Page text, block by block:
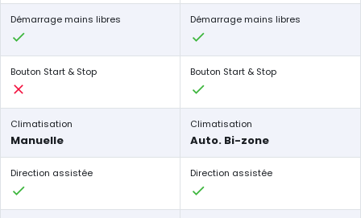
Démarrage mains libres Démarrage mains libres
Bouton Start & Stop Bouton Start & Stop
Climatisation
Manuelle
Climatisation
Auto. Bi-zone
Direction assistée Direction assistée